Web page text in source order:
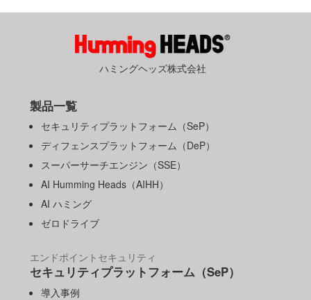
ハミングヘッズ株式会社
製品一覧
セキュリティプラットフォーム（SeP）
ディフェンスプラットフォーム（DeP）
スーパーサーチエンジン（SSE）
AI Humming Heads（AIHH）
AI ハミング
ゼロドライブ
エンドポイントセキュリティ
セキュリティプラットフォーム（SeP）
導入事例